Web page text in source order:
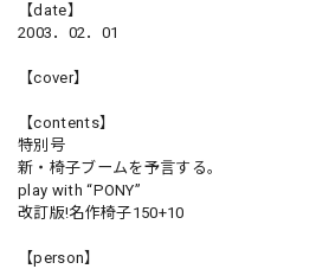
【date】
2003．02．01
【cover】
【contents】
特別号
新・椅子ブームを予言する。
play with “PONY”
改訂版!名作椅子150+10
【person】